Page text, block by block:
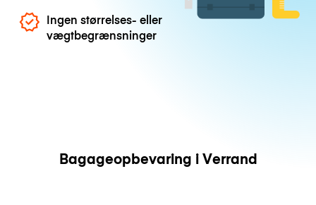
Ingen størrelses- eller
vægtbegrænsninger
Bagageopbevaring i Verrand